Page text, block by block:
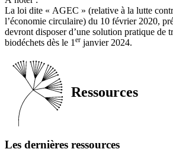
La loi dite « AGEC » (relative à la lutte
l’économie circulaire) du 10 février 2020,
devront disposer d’une solution pratique de
biodéchets dès le 1 er janvier 2024.
Ressources
Les dernières ressources